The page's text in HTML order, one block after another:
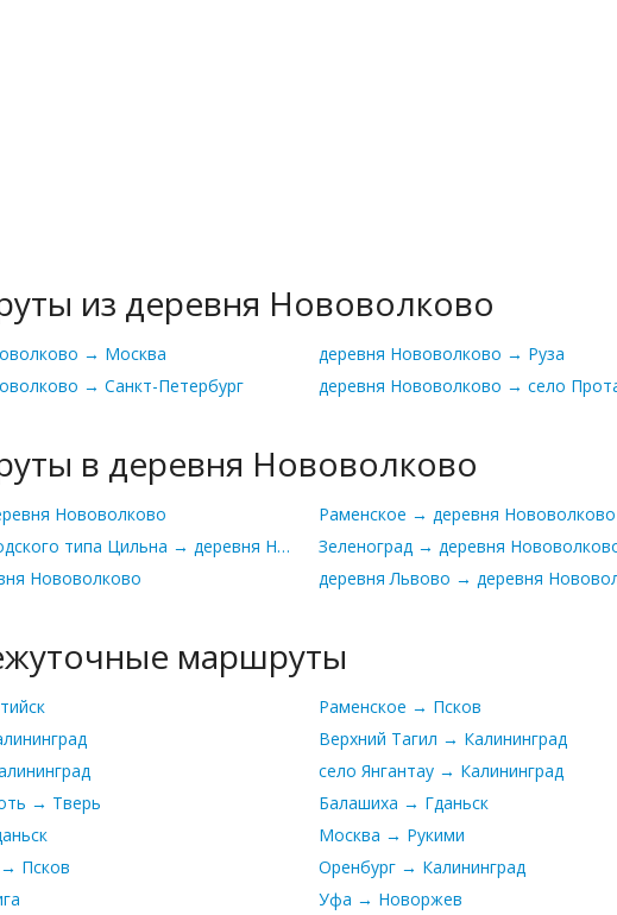
из деревня Нововолково
деревня Нововолково → Москва
деревня Нововолково → Санкт-Петербург
деревня Нововолково → Руза
деревня Нововолково →
в деревня Нововолково
→ деревня Нововолково
поселок городского типа Цильна → деревня Нововолково
Нововолково
Раменское → деревня Нововолково
Зеленоград → деревня
деревня Львово → деревня
маршруты
Балтийск
→ Калининград
→ Калининград
посёлок Локоть → Тверь
→ Гданьск
Нижнекамск → Псков
Рига
Раменское → Псков
Верхний Тагил → Калининград
село Янгантау → Калининград
Балашиха → Гданьск
Москва → Рукими
Оренбург → Калининград
Уфа → Новоржев